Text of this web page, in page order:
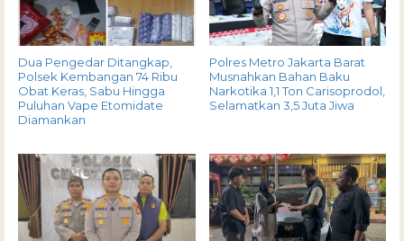
Dua Pengedar Ditangkap,
Polsek Kembangan 74 Ribu
Obat Keras, Sabu Hingga
Puluhan Vape Etomidate
Diamankan
Polres Metro Jakarta Barat
Musnahkan Bahan Baku
Narkotika 1,1 Ton Carisoprodol,
Selamatkan 3,5 Juta Jiwa